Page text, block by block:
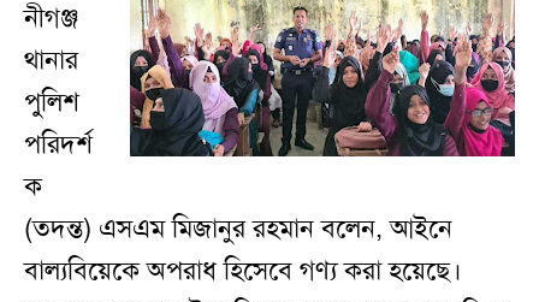
নীগঞ্জ
থানার
পুলিশ
পরিদর্শ
ক
(তদন্ত) এসএম মিজানুর রহমান বলেন, আইনে
বাল্যবিয়েকে অপরাধ হিসেবে গণ্য করা হয়েছে।